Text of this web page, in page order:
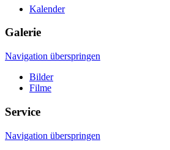
Kalender
Galerie
Navigation überspringen
Bilder
Filme
Service
Navigation überspringen